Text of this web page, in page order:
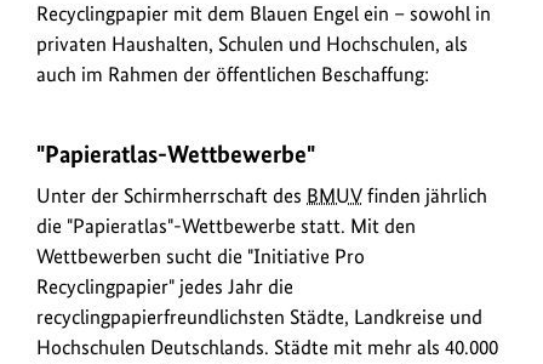
Recyclingpapier mit dem Blauen Engel ein – sowohl in
privaten Haushalten, Schulen und Hochschulen, als
auch im Rahmen der öffentlichen Beschaffung:
"Papieratlas-Wettbewerbe"
Unter der Schirmherrschaft des BMUV finden jährlich
die "Papieratlas"-Wettbewerbe statt. Mit den
Wettbewerben sucht die "Initiative Pro
Recyclingpapier" jedes Jahr die
recyclingpapierfreundlichsten Städte, Landkreise und
Hochschulen Deutschlands. Städte mit mehr als 40.000